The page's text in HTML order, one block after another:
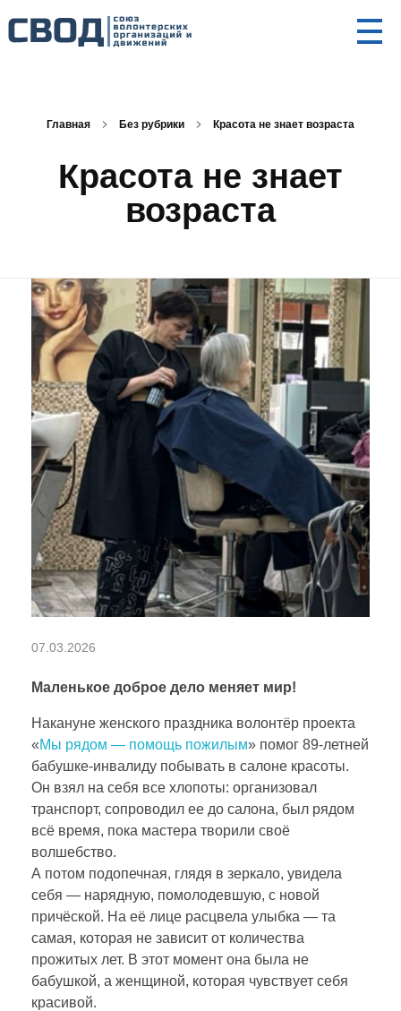
Главная Без рубрики Красота не знает возраста
Красота не знает
возраста
К
р
а
с
о
т
а
н
07.03.2026
Маленькое доброе дело меняет мир!
Накануне женского праздника волонтёр проекта
«Мы рядом — помощь пожилым» помог 89‑летней
бабушке-инвалиду побывать в салоне красоты.
Он взял на себя все хлопоты: организовал
транспорт, сопроводил ее до салона, был рядом
всё время, пока мастера творили своё
волшебство.
А потом подопечная, глядя в зеркало, увидела
себя — нарядную, помолодевшую, с новой
причёской. На её лице расцвела улыбка — та
самая, которая не зависит от количества
прожитых лет. В этот момент она была не
бабушкой, а женщиной, которая чувствует себя
красивой.